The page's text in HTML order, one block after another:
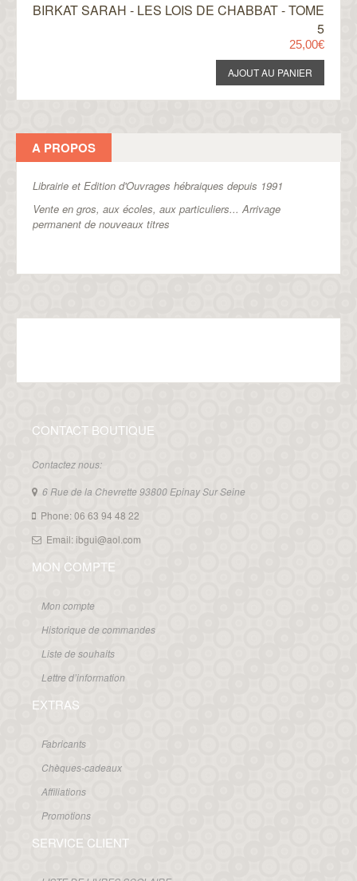
BIRKAT SARAH - LES LOIS DE CHABBAT - TOME
5
25,00€
A PROPOS
Librairie et Edition d'Ouvrages hébraiques depuis 1991
Vente en gros, aux écoles, aux particuliers...Arrivage
permanent de nouveaux titres
CONTACT BOUTIQUE
Contactez nous:
6 Rue de la Chevrette 93800 Epinay Sur Seine
Phone: 06 63 94 48 22
Email: ibgui@aol.com
MON COMPTE
Mon compte
Historique de commandes
Liste de souhaits
Lettre d’information
EXTRAS
Fabricants
Chèques-cadeaux
Affiliations
Promotions
SERVICE CLIENT